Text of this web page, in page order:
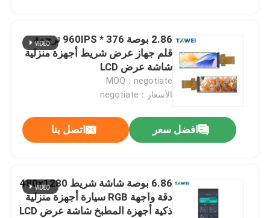
2.86 بوصة 376 * 960IPS ترجمة
قلم جهاز عرض شريط أجهزة منزلية
شاشة عرض LCD
MOQ：negotiate
الأسعار：negotiate
افضل سعر اتصل بنا
6.86 بوصة شاشة شريط 480x1280
دقة واجهة RGB سيارة أجهزة منزلية
ذكية أجهزة المطبخ شاشة عرض LCD